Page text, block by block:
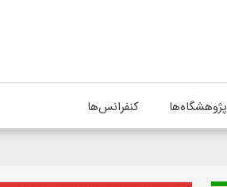
پژوهشگاه‌ها کنفرانس‌ها